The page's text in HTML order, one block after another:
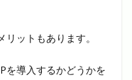
ットもあります。
を導入するかどうかを